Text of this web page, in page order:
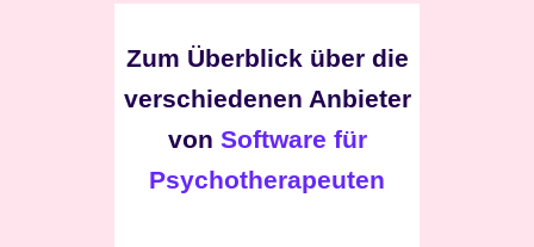
Zum Überblick über die
verschiedenen Anbieter
von Software für
Psychotherapeuten